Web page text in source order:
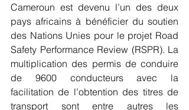
Cameroun est devenu l’un des deux
pays africains à bénéficier du soutien
des Nations Unies pour le projet Road
Safety Performance Review (RSPR). La
multiplication des permis de conduire
de 9600 conducteurs avec la
facilitation de l’obtention des titres de
transport sont entre autres les